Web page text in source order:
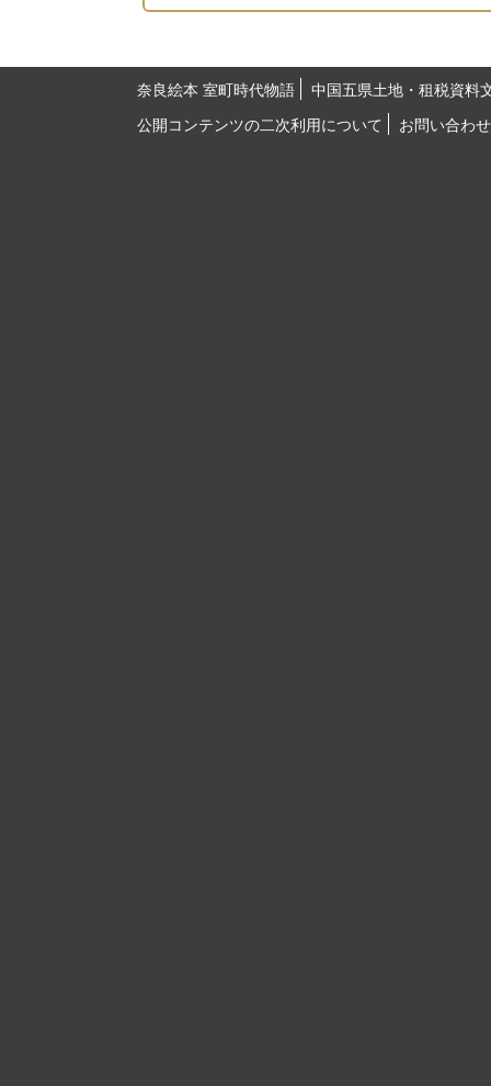
奈良絵本 室町時代物語
中国五県土地・租税資料
公開コンテンツの二次利用について
お問い合わせ